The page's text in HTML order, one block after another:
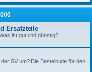
Ersatzteile
ist gut und günstig?
SV um? Die Bastelbude für den